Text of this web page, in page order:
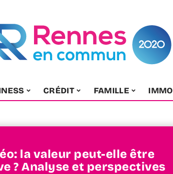
CRÉDIT FAMILLE IMMO
la valeur peut-elle être
? Analyse et perspectives